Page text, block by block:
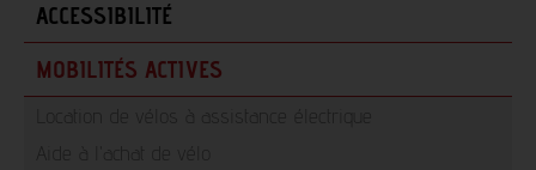
ACCESSIBILITÉ
MOBILITÉS ACTIVES